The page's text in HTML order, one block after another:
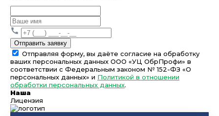
Отправить заявку
Отправляя форму, вы даёте согласие на обработку
ваших персональных данных ООО «УЦ ОбрПрофи» в
соответствии с Федеральным законом № 152-ФЗ «О
персональных данных» и Политикой в отношении
обработки персональных данных.
Наша
Лицензия